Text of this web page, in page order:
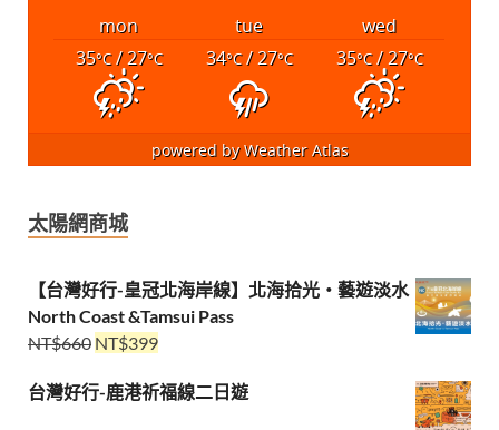
mon tue
wed
35°C/ 27°C 34°C/ 27°C 35°C/ 27°C
powered byWeather Atlas
太陽網商城
【台灣好行-皇冠北海岸線】北海拾光・藝遊淡水
North Coast &Tamsui Pass
NT$660 NT$399
台灣好行-鹿港祈福線二日遊